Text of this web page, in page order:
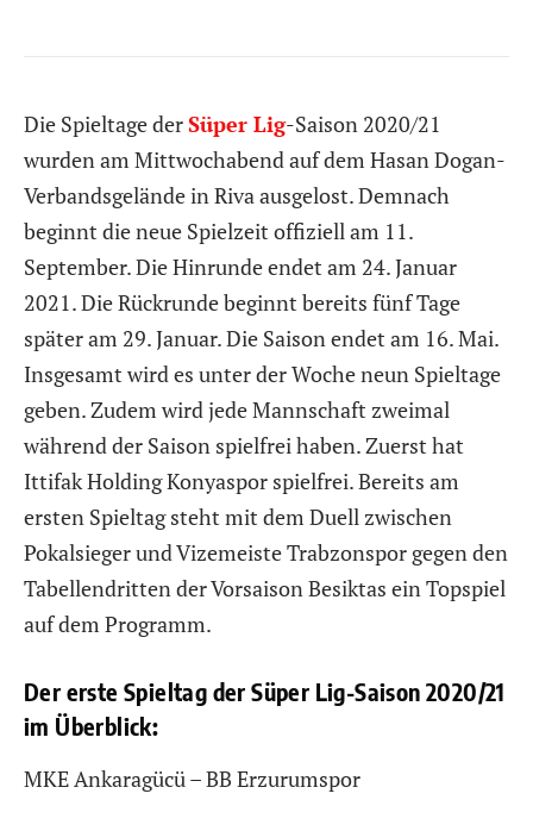
Die Spieltage derSüper Lig-Saison 2020/21
wurden am Mittwochabend auf dem Hasan Dogan-
Verbandsgelände in Riva ausgelost. Demnach
beginnt die neue Spielzeit offiziell am 11.
September. Die Hinrunde endet am 24. Januar
2021. Die Rückrunde beginnt bereits fünf Tage
später am 29. Januar. Die Saison endet am 16. Mai.
Insgesamt wird es unter der Woche neun Spieltage
geben. Zudem wird jede Mannschaft zweimal
während der Saison spielfrei haben. Zuerst hat
Ittifak Holding Konyaspor spielfrei. Bereits am
ersten Spieltag steht mit dem Duell zwischen
Pokalsieger und Vizemeiste Trabzonspor gegen den
Tabellendritten der Vorsaison Besiktas ein Topspiel
auf dem Programm.
Der erste Spieltag der Süper Lig-Saison 2020/21
im Überblick:
MKE Ankaragücü – BB Erzurumspor